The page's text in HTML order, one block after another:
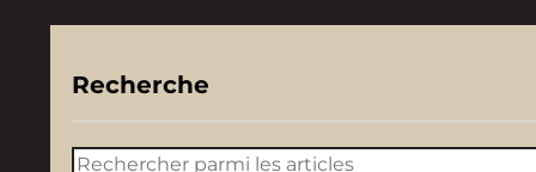
Recherche
Rechercher